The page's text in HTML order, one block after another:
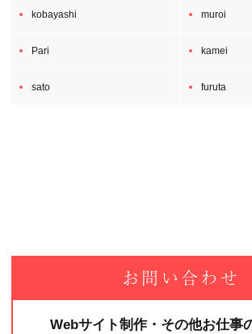
kobayashi muroi
Pari kamei
sato furuta
お問い合わせ
Webサイト制作・その他お仕事